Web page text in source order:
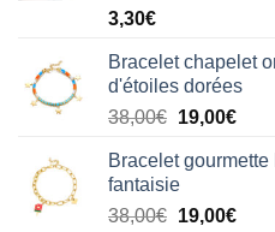
3,30€
Bracelet chapelet
d'étoiles dorées
38,00€ Le
initial
était :
38,00€.
19,00€Le
Bracelet
fantaisie
38,00€ Le
19,00€Le